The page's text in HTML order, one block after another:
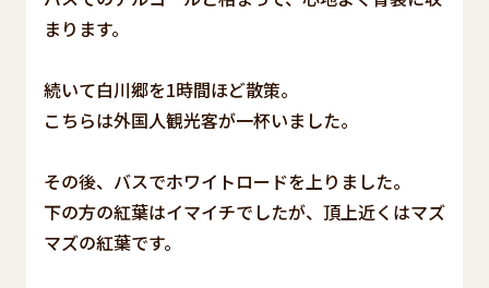
まります。
続いて白川郷を1時間ほど散策。
こちらは外国人観光客が一杯いました。
その後、バスでホワイトロードを上りました。
下の方の紅葉はイマイチでしたが、頂上近くはマズ
マズの紅葉です。